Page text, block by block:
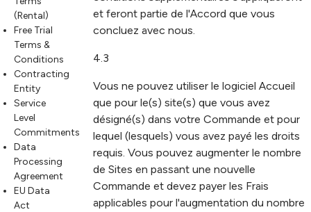
(Rental)
Free Trial
Terms &
Conditions
Contracting
Entity
Service
Level
Commitments
Data
Processing
Agreement
EU Data
Act
et feront partie de l'Accord que vous
concluez avec nous.
4.3
Vous ne pouvez utiliser le logiciel Accueil
que pour le(s) site(s) que vous avez
désigné(s) dans votre Commande et pour
lequel (lesquels) vous avez payé les droits
requis. Vous pouvez augmenter le nombre
de Sites en passant une nouvelle
Commande et devez payer les Frais
applicables pour l'augmentation du nombre